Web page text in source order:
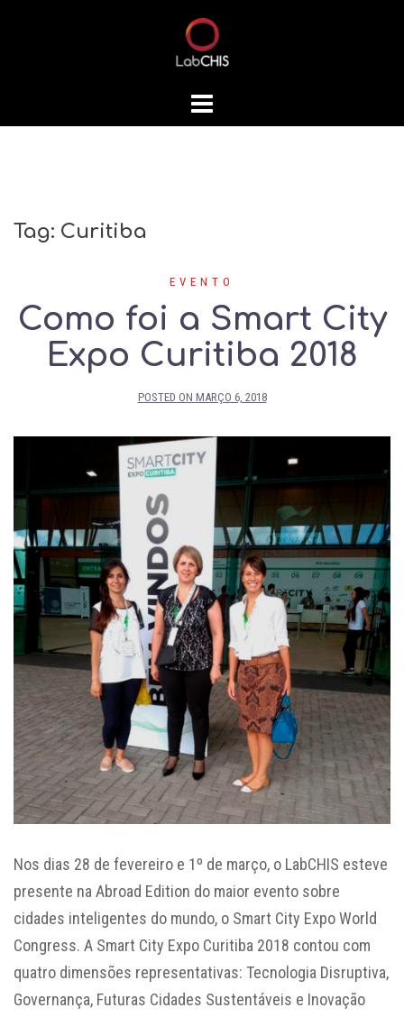
Tag: Curitiba
EVENTO
Como foi a Smart City
Expo Curitiba 2018
POSTED ON MARÇO 6, 2018
Nos dias 28 de fevereiro e 1º de março, o LabCHIS esteve
presente na Abroad Edition do maior evento sobre
cidades inteligentes do mundo, o Smart City Expo World
Congress. A Smart City Expo Curitiba 2018 contou com
quatro dimensões representativas: Tecnologia Disruptiva,
Governança, Futuras Cidades Sustentáveis e Inovação